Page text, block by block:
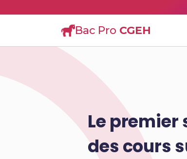
Bac Pro CGEH
Le
des cours